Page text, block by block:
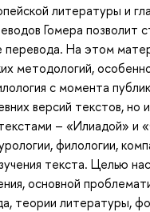
литературы и
Гомера позволит
перевода. На этом
методологий,
с момента
версий текстов, но
– «Илиадой» и
филологии,
текста. Целью
основной
теории литературы,